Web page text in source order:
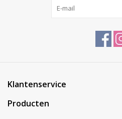
Klantenservice
Producten